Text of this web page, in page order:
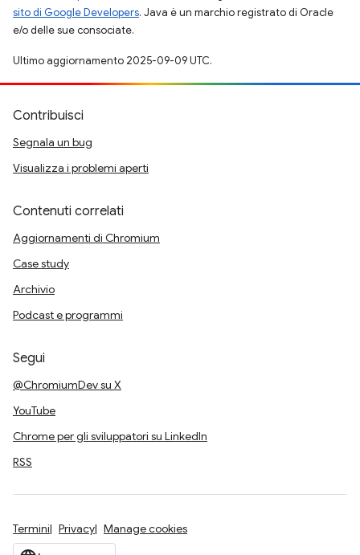
sito di Google Developers. Java è un marchio registrato di Oracle
e/o delle sue consociate.
Ultimo aggiornamento 2025-09-09 UTC.
Contribuisci
Segnala un bug
Visualizza i problemi aperti
Contenuti correlati
Aggiornamenti di Chromium
Case study
Archivio
Podcast e programmi
Segui
@ChromiumDev su X
YouTube
Chrome per gli sviluppatori su LinkedIn
RSS
Termini Privacy Manage cookies